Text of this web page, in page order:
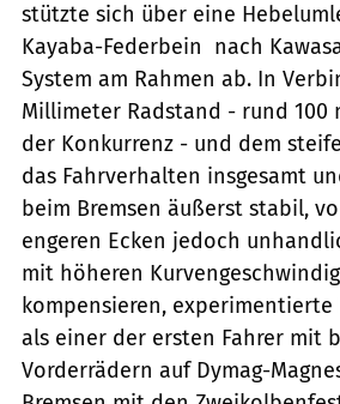
stützte sich über eine
Kayaba-Federbein nach
System am Rahmen ab. In
Millimeter Radstand - rund 100
der Konkurrenz - und dem
das Fahrverhalten insgesamt
beim Bremsen äußerst stabil,
engeren Ecken jedoch
mit höheren
kompensieren,
als einer der ersten Fahrer mit
Vorderrädern auf Dymag-